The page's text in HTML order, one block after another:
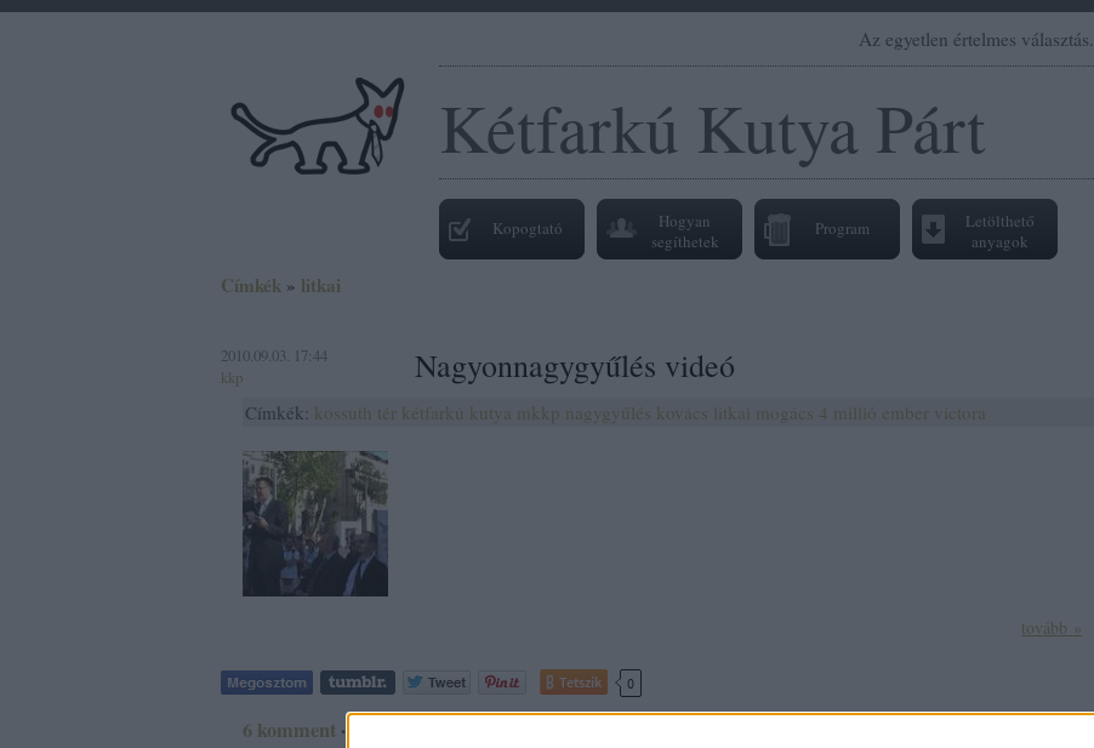
Az egyetlen értelmes választás.
Kétfarkú Kutya Párt
Kopogtató
Hogyan
segíthetek
Program
Letölthető
anyagok
Címkék » litkai
2010.09.03. 17:44
kkp
Nagyonnagygyűlés videó
Címkék: kossuth tér kétfarkú kutya mkkp nagygyűlés kovács litkai mogács 4 millió ember victora
tovább »
Tetszik 0
6 komment ·